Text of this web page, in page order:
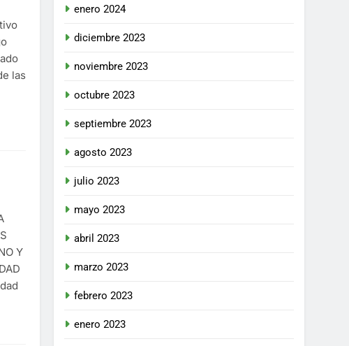
las
Y
enero 2024
diciembre 2023
noviembre 2023
octubre 2023
septiembre 2023
agosto 2023
julio 2023
mayo 2023
abril 2023
marzo 2023
febrero 2023
enero 2023